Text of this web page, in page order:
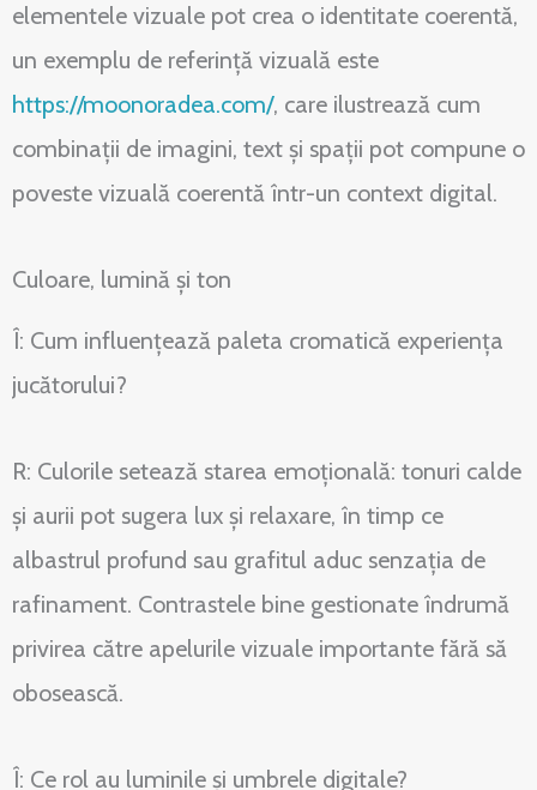
elementele vizuale pot crea o identitate coerentă,
un exemplu de referință vizuală este
https://moonoradea.com/, care ilustrează cum
combinații de imagini, text și spații pot compune o
poveste vizuală coerentă într-un context digital.
Culoare, lumină și ton
Î: Cum influențează paleta cromatică experiența
jucătorului?
R: Culorile setează starea emoțională: tonuri calde
și aurii pot sugera lux și relaxare, în timp ce
albastrul profund sau grafitul aduc senzația de
rafinament. Contrastele bine gestionate îndrumă
privirea către apelurile vizuale importante fără să
obosească.
Î: Ce rol au luminile și umbrele digitale?